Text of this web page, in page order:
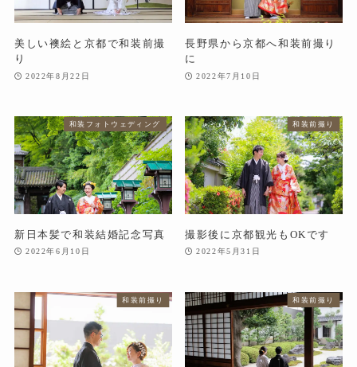
美しい襖絵と京都で和装前撮
り
2022年8月22日
長野県から京都へ和装前撮り
に
2022年7月10日
和装フォトウェディング
新日本髪で和装結婚記念写真
2022年6月10日
和装前撮り
撮影後に京都観光もOKです
2022年5月31日
和装前撮り 和装前撮り